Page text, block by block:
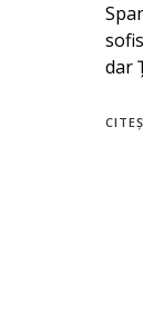
dar